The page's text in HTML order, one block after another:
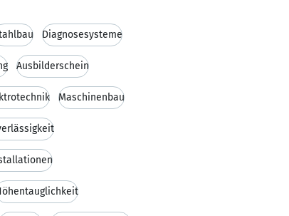
Diagnosesysteme
Ausbilderschein
Maschinenbau